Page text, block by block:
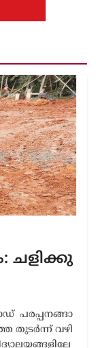
ച​ളി​ക്കു​
പ​ര​പ്പ​ന​ങ്ങാ​
തു​ട​ർ​ന്ന് വ​ഴി​